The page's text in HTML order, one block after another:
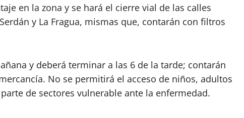
en la zona y se hará el cierre vial de las calles
y La Fragua, mismas que, contarán con filtros
y deberá terminar a las 6 de la tarde; contarán
No se permitirá el acceso de niños, adultos
de sectores vulnerable ante la enfermedad.